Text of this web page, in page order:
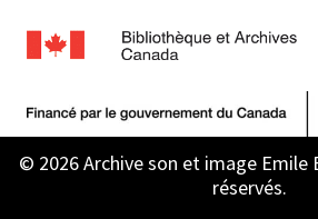
© 2026 Archive son et image Emile
réservés.